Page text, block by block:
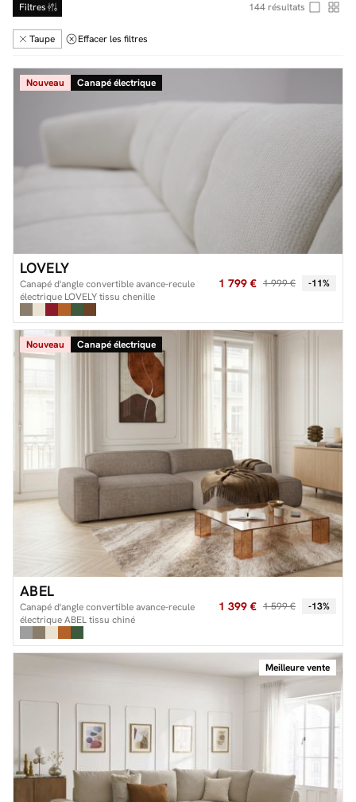
Facilité de paiements
Conseil sur mesure
Filtres 144 résultats
Taupe Effacer les filtres
Nouveau Canapé électrique
LOVELY
Canapé d'angle convertible avance-recule
électrique LOVELY tissu chenille
1 799 € 1 999 € -11%
Nouveau Canapé électrique
ABEL
Canapé d'angle convertible avance-recule
électrique ABEL tissu chiné
1 399 € 1 599 € -13%
Meilleure vente